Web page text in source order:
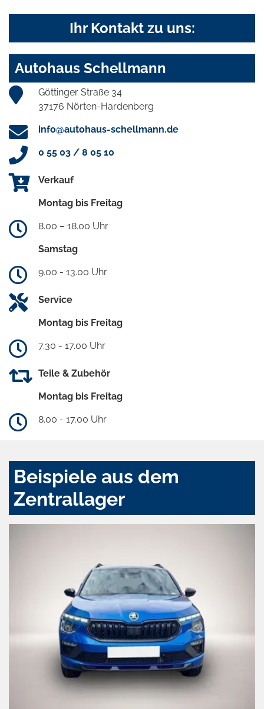
Ihr Kontakt zu uns:
Autohaus Schellmann
Göttinger Straße 34
37176 Nörten-Hardenberg
info@autohaus-schellmann.de
0 55 03 / 8 05 10
Verkauf
Montag bis Freitag
8.00 – 18.00 Uhr
Samstag
9.00 - 13.00 Uhr
Service
Montag bis Freitag
7.30 - 17.00 Uhr
Teile & Zubehör
Montag bis Freitag
8.00 - 17.00 Uhr
Beispiele aus dem
Zentrallager